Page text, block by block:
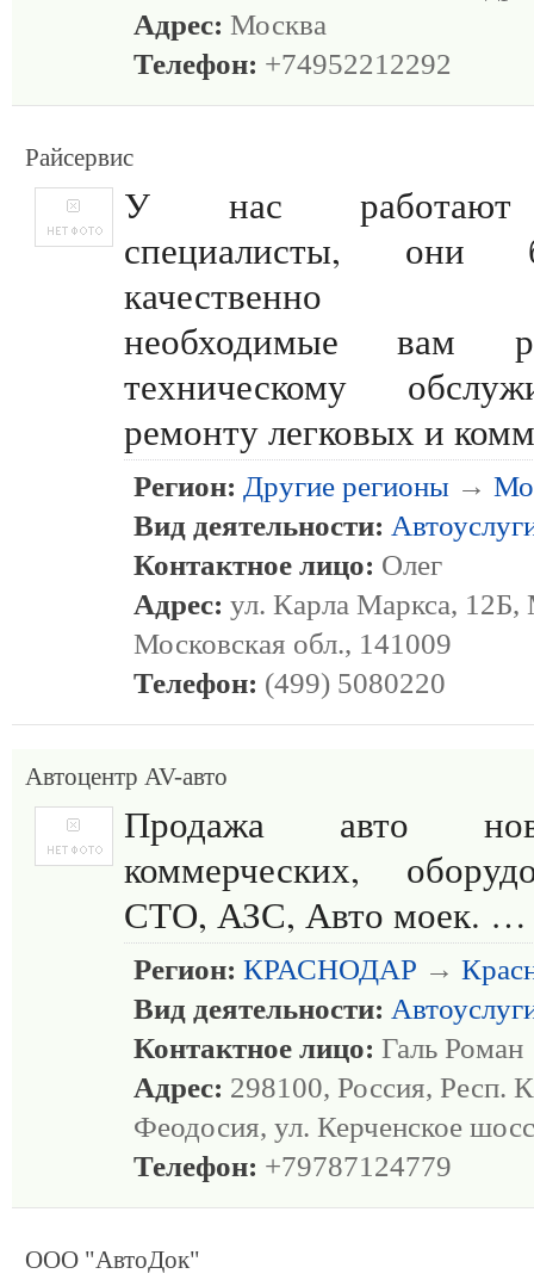
Адрес: Москва
Телефон: +74952212292
Райсервис
У нас работают
специалисты, они
качественно
необходимые вам
техническому
ремонту легковых и
Регион: Другие регионы →
Вид деятельности:
Контактное лицо: Олег
Адрес: ул. Карла Маркса,
Московская обл., 141009
Телефон: (499) 5080220
Автоцентр AV-авто
Продажа авто
коммерческих,
СТО, АЗС, Авто моек. …
Регион: КРАСНОДАР →
Вид деятельности:
Контактное лицо: Галь Роман
Адрес: 298100, Россия, Респ.
Феодосия, ул. Керченское
Телефон: +79787124779
ООО "АвтоДок"